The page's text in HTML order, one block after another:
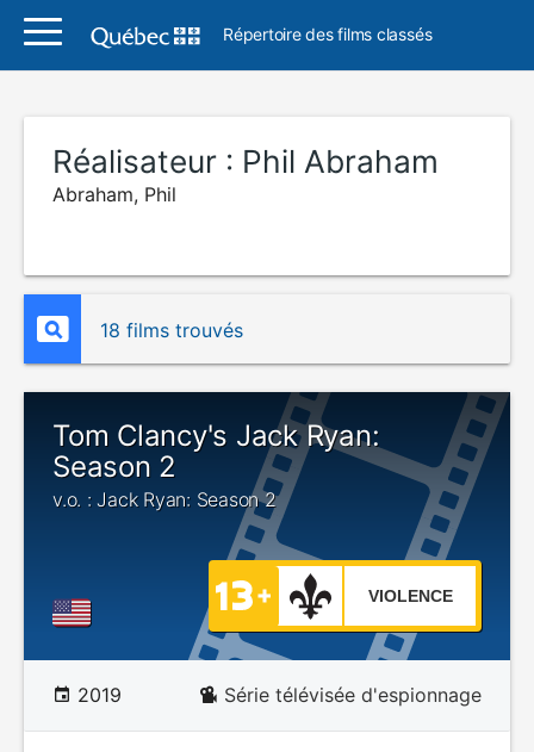
Répertoire des films classés
Réalisateur : Phil Abraham
Abraham, Phil
18 films trouvés
Tom Clancy's Jack Ryan:
Season 2
v.o. : Jack Ryan: Season 2
VIOLENCE
2019 Série télévisée d'espionnage